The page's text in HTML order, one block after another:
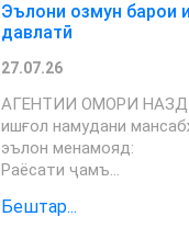
Эълони озмун барои
давлатӣ
27.07.26
АГЕНТИИ ОМОРИ
ишғол намудани
эълон менамояд:
Раёсати ҷамъ…
Бештар...